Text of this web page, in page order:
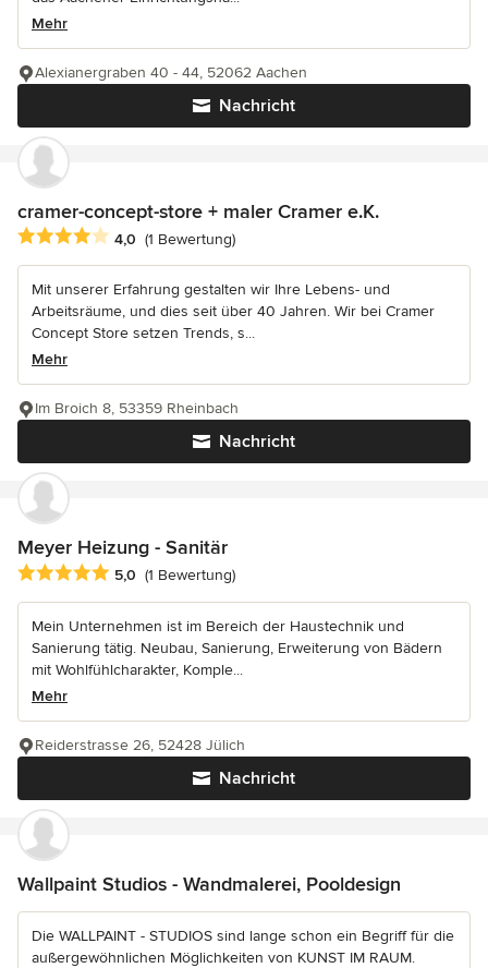
Mehr
Nachricht
Alexianergraben 40 - 44, 52062 Aachen
cramer-concept-store + maler Cramer e.K.
Durchschnittliche Bewertung: 4 von 5 Sternen
4,0 (1 Bewertung)
Mit unserer Erfahrung gestalten wir Ihre Lebens- und
Arbeitsräume, und dies seit über 40 Jahren. Wir bei Cramer
Concept Store setzen Trends, s...
Mehr
Nachricht
Im Broich 8, 53359 Rheinbach
Meyer Heizung - Sanitär
Durchschnittliche Bewertung: 5 von 5 Sternen
5,0 (1 Bewertung)
Mein Unternehmen ist im Bereich der Haustechnik und
Sanierung tätig. Neubau, Sanierung, Erweiterung von Bädern
mit Wohlfühlcharakter, Komple...
Mehr
Nachricht
Reiderstrasse 26, 52428 Jülich
Wallpaint Studios - Wandmalerei, Pooldesign
Die WALLPAINT - STUDIOS sind lange schon ein Begriff für die
außergewöhnlichen Möglichkeiten von KUNST IM RAUM.